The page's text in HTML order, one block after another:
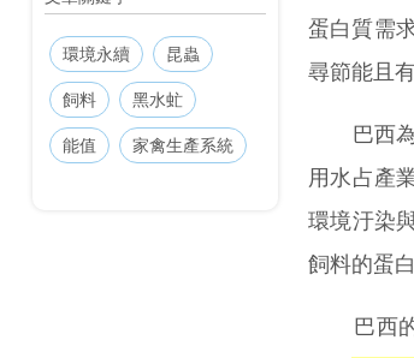
環境永續 昆蟲
飼料 黑水虻
能值 家禽生產系統
蛋白質需
尋節能且
巴西
用水占產
環境汙染
飼料的蛋
巴西的